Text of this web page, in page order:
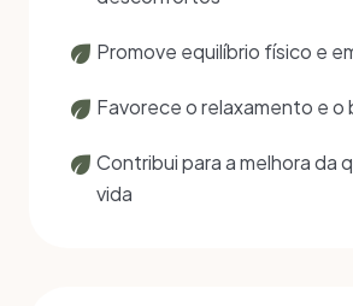
eco Promove equilíbrio físico e
eco Favorece o relaxamento e
eco Contribui para a melhora da
vida